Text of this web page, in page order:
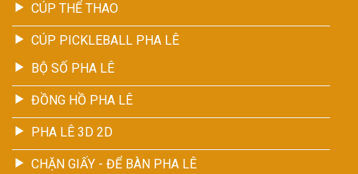
CÚP THỂ THAO
CÚP PICKLEBALL PHA LÊ
BỘ SỐ PHA LÊ
ĐỒNG HỒ PHA LÊ
PHA LÊ 3D 2D
CHẶN GIẤY - ĐỂ BÀN PHA LÊ